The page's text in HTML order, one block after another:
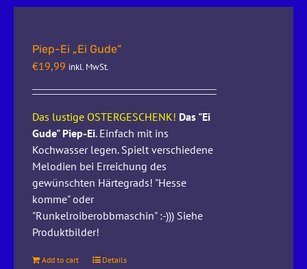
Piep-Ei „Ei Gude“
€19,99 inkl. MwSt.
Das lustige OSTERGESCHENK! Das "Ei
Gude" Piep-Ei. Einfach mit ins
Kochwasser legen. Spielt verschiedene
Melodien bei Erreichung des
gewünschten Härtegrads! "Hesse
komme" oder
"Runkelroiberobbmaschin" :-))) Siehe
Produktbilder!
Add to cart Details